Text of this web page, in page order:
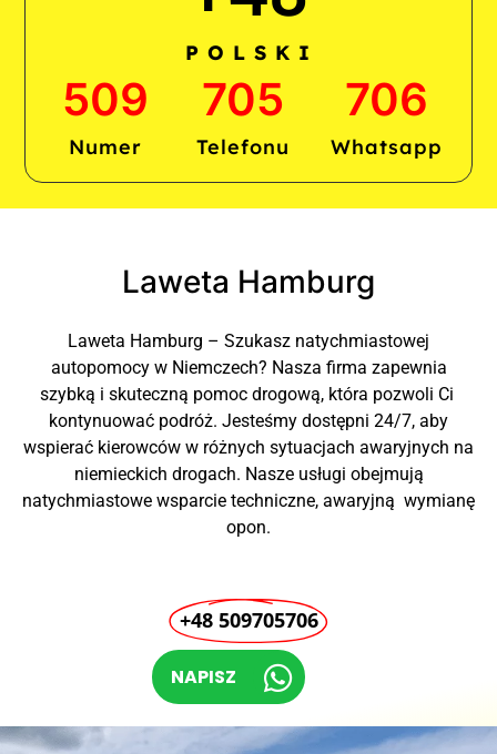
P O L S K I
Numer
509
Telefonu
705
Whatsapp
706
Laweta Hamburg
Laweta Hamburg – Szukasz natychmiastowej
autopomocy w Niemczech? Nasza firma zapewnia
szybką i skuteczną pomoc drogową, która pozwoli Ci
kontynuować podróż. Jesteśmy dostępni 24/7, aby
wspierać kierowców w różnych sytuacjach awaryjnych na
niemieckich drogach. Nasze usługi obejmują
natychmiastowe wsparcie techniczne, awaryjną wymianę
opon.
NAPISZ
+48 509705706